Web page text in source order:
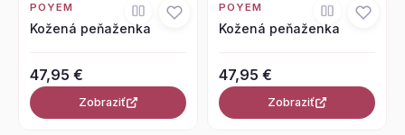
POYEM
Kožená peňaženka
47,95 €
Zobraziť
POYEM
Kožená peňaženka
47,95 €
Zobraziť